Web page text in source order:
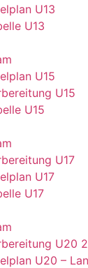
U13
U13
U15
U15
U15
U17
U17
U17
U20
U20 –